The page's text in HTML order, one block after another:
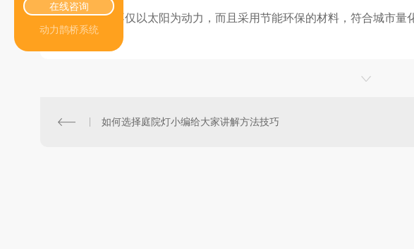
能环保，不仅以太阳为动力，而且采用节能环保的材料，符合城市量
如何选择庭院灯小编给大家讲解方法技巧
在线咨询
动力鹊桥系统